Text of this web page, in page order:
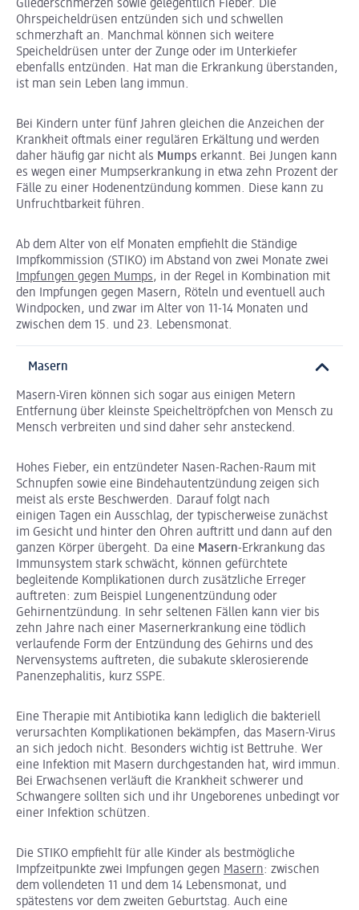
Gliederschmerzen sowie gelegentlich Fieber. Die
Ohrspeicheldrüsen entzünden sich und schwellen
schmerzhaft an. Manchmal können sich weitere
Speicheldrüsen unter der Zunge oder im Unterkiefer
ebenfalls entzünden. Hat man die Erkrankung überstanden,
ist man sein Leben lang immun.
Bei Kindern unter fünf Jahren gleichen die Anzeichen der
Krankheit oftmals einer regulären Erkältung und werden
daher häufig gar nicht als Mumps erkannt. Bei Jungen kann
es wegen einer Mumpserkrankung in etwa zehn Prozent der
Fälle zu einer Hodenentzündung kommen. Diese kann zu
Unfruchtbarkeit führen.
Ab dem Alter von elf Monaten empfiehlt die Ständige
Impfkommission (STIKO) im Abstand von zwei Monate zwei
Impfungen gegen Mumps, in der Regel in Kombination mit
den Impfungen gegen Masern, Röteln und eventuell auch
Windpocken, und zwar im Alter von 11-14 Monaten und
zwischen dem 15. und 23. Lebensmonat.
Masern
Masern-Viren können sich sogar aus einigen Metern
Entfernung über kleinste Speicheltröpfchen von Mensch zu
Mensch verbreiten und sind daher sehr ansteckend.
Hohes Fieber, ein entzündeter Nasen-Rachen-Raum mit
Schnupfen sowie eine Bindehautentzündung zeigen sich
meist als erste Beschwerden. Darauf folgt nach
einigen Tagen ein Ausschlag, der typischerweise zunächst
im Gesicht und hinter den Ohren auftritt und dann auf den
ganzen Körper übergeht. Da eine Masern-Erkrankung das
Immunsystem stark schwächt, können gefürchtete
begleitende Komplikationen durch zusätzliche Erreger
auftreten: zum Beispiel Lungenentzündung oder
Gehirnentzündung. In sehr seltenen Fällen kann vier bis
zehn Jahre nach einer Masernerkrankung eine tödlich
verlaufende Form der Entzündung des Gehirns und des
Nervensystems auftreten, die subakute sklerosierende
Panenzephalitis, kurz SSPE.
Eine Therapie mit Antibiotika kann lediglich die bakteriell
verursachten Komplikationen bekämpfen, das Masern-Virus
an sich jedoch nicht. Besonders wichtig ist Bettruhe. Wer
eine Infektion mit Masern durchgestanden hat, wird immun.
Bei Erwachsenen verläuft die Krankheit schwerer und
Schwangere sollten sich und ihr Ungeborenes unbedingt vor
einer Infektion schützen.
Die STIKO empfiehlt für alle Kinder als bestmögliche
Impfzeitpunkte zwei Impfungen gegen Masern: zwischen
dem vollendeten 11 und dem 14 Lebensmonat, und
spätestens vor dem zweiten Geburtstag. Auch eine